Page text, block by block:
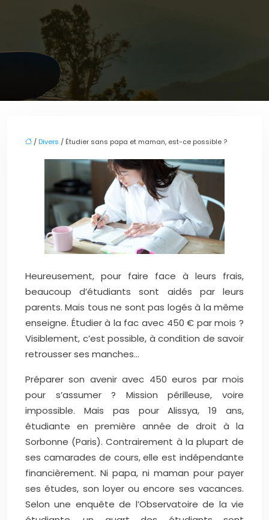
/ Divers / Étudier sans papa et maman, est-ce possible ?
Heureusement, pour faire face à leurs frais,
beaucoup d’étudiants sont aidés par leurs
parents. Mais tous ne sont pas logés à la même
enseigne. Étudier à la fac avec 450 € par mois ?
Visiblement, c’est possible, à condition de savoir
retrousser ses manches…
Préparer son avenir avec 450 euros par mois
pour s’assumer ? Mission périlleuse, voire
impossible. Mais pas pour Alissya, 19 ans,
étudiante en première année de droit à la
Sorbonne (Paris). Contrairement à la plupart de
ses camarades de cours, elle est indépendante
financièrement. Ni papa, ni maman pour payer
ses études, son loyer ou encore ses vacances.
Selon une enquête de l’Observatoire de la vie